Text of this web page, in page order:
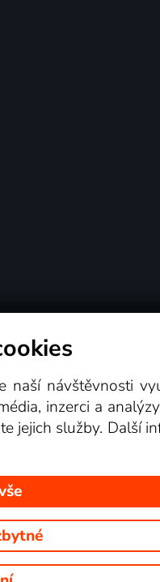
z pořadů TV stanic, které
naší návštěvnosti
inzerci a
jejich služby. Další